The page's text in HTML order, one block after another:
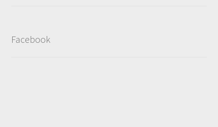
Facebook